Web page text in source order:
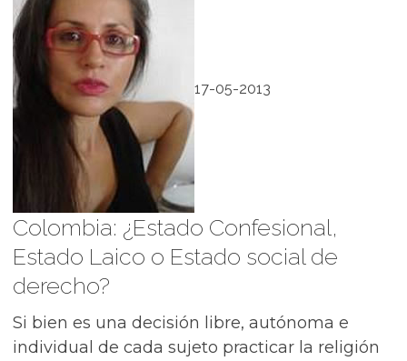
17-05-2013
Colombia: ¿Estado Confesional,
Estado Laico o Estado social de
derecho?
Si bien es una decisión libre, autónoma e
individual de cada sujeto practicar la religión